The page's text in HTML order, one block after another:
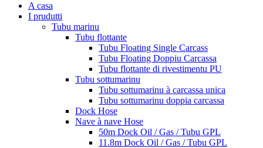
A casa
I prudutti
Tubu marinu
Tubu flottante
Tubu Floating Single Carcass
Tubu Floating Doppiu Carcassa
Tubu flottante di rivestimentu PU
Tubu sottumarinu
Tubu sottumarinu à carcassa unica
Tubu sottumarinu doppia carcassa
Dock Hose
Nave à nave Hose
50m Dock Oil / Gas / Tubu GPL
11.8m Dock Oil / Gas / Tubu GPL